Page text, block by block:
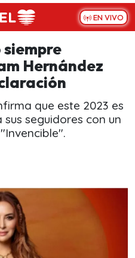
EN VIVO
siempre
Hernández
que este 2023 es
seguidores con un